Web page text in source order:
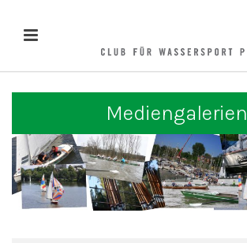
Mediengalerien